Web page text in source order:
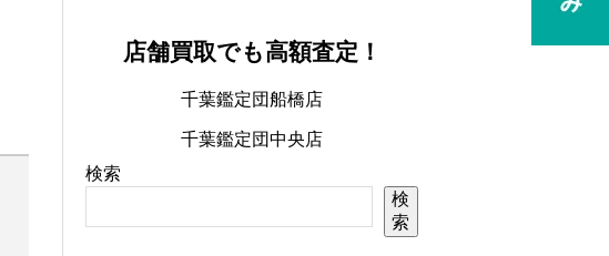
店舗買取でも高額査定！
千葉鑑定団船橋店
千葉鑑定団中央店
検索
検
索